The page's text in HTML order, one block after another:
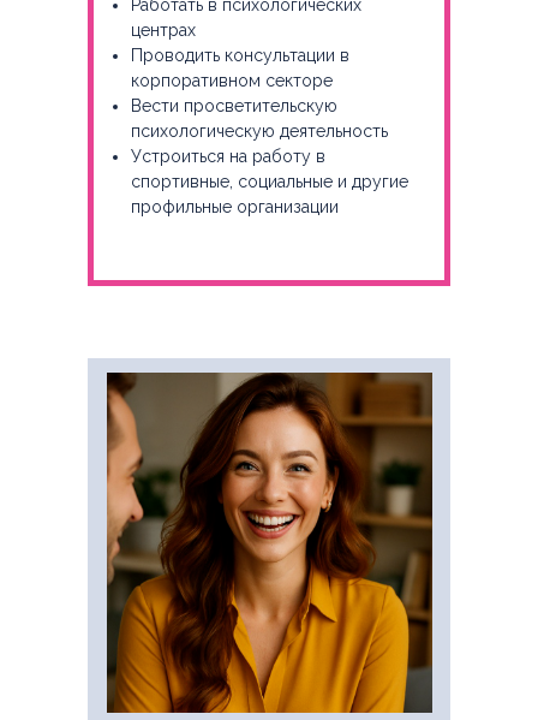
Работать в психологических
центрах
Проводить консультации в
корпоративном секторе
Вести просветительскую
психологическую деятельность
Устроиться на работу в
спортивные, социальные и другие
профильные организации